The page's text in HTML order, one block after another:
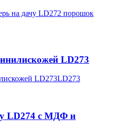
LD273
LD273
LD274 c МДФ и